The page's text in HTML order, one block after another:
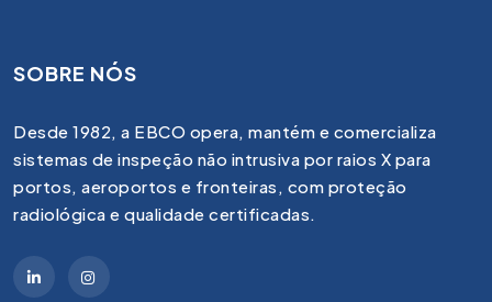
SOBRE NÓS
Desde 1982, a EBCO opera, mantém e comercializa
sistemas de inspeção não intrusiva por raios X para
portos, aeroportos e fronteiras, com proteção
radiológica e qualidade certificadas.